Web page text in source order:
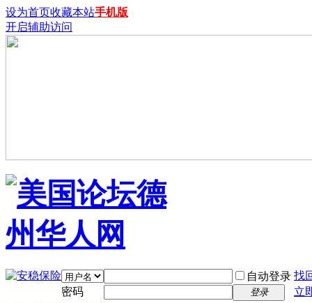
设为首页收藏本站手机版
开启辅助访问
自动登录 找
密码
登录 立